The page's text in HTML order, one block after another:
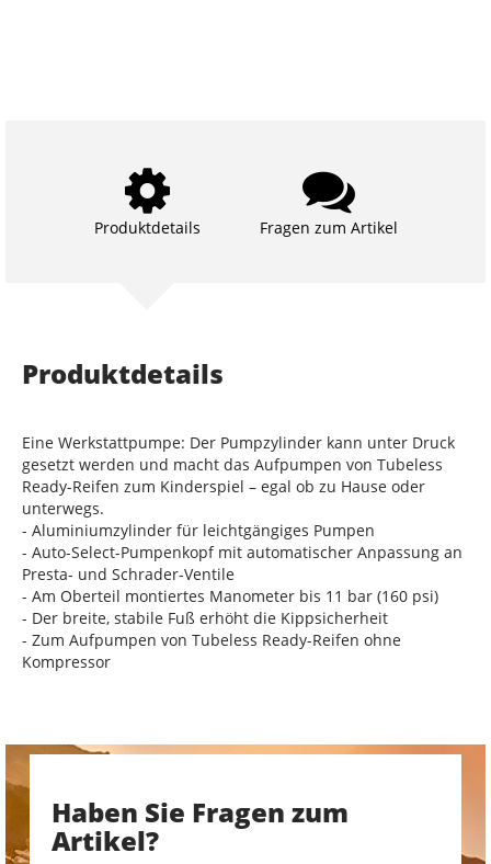
Produktdetails Fragen zum Artikel
Produktdetails
Eine Werkstattpumpe: Der Pumpzylinder kann unter Druck
gesetzt werden und macht das Aufpumpen von Tubeless
Ready-Reifen zum Kinderspiel – egal ob zu Hause oder
unterwegs.
- Aluminiumzylinder für leichtgängiges Pumpen
- Auto-Select-Pumpenkopf mit automatischer Anpassung an
Presta- und Schrader-Ventile
- Am Oberteil montiertes Manometer bis 11 bar (160 psi)
- Der breite, stabile Fuß erhöht die Kippsicherheit
- Zum Aufpumpen von Tubeless Ready-Reifen ohne
Kompressor
Haben Sie Fragen zum
Artikel?